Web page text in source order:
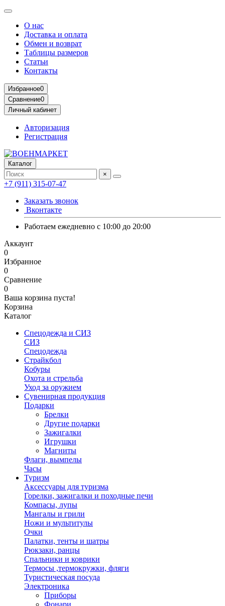
О нас
Доставка и оплата
Обмен и возврат
Таблицы размеров
Статьи
Контакты
Избранное0
Сравнение0
Личный кабинет
Авторизация
Регистрация
Каталог
×
+7 (911) 315-07-47
Заказать звонок
Вконтакте
Работаем ежедневно с 10:00 до 20:00
Аккаунт
0
Избранное
0
Сравнение
0
Ваша корзина пуста!
Корзина
Каталог
Спецодежда и СИЗ
СИЗ
Спецодежда
Страйкбол
Кобуры
Охота и стрельба
Уход за оружием
Сувенирная продукция
Подарки
Брелки
Другие подарки
Зажигалки
Игрушки
Магниты
Флаги, вымпелы
Часы
Туризм
Аксессуары для туризма
Горелки, зажигалки и походные печи
Компасы, лупы
Мангалы и грили
Ножи и мультитулы
Очки
Палатки, тенты и шатры
Рюкзаки, ранцы
Спальники и коврики
Термосы ,термокружки, фляги
Туристическая посуда
Электроника
Приборы
Фонари